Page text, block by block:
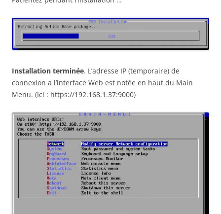
Installation terminée. L’adresse IP (temporaire) de
connexion a l’interface Web est notée en haut du Main
Menu. (Ici : https://192.168.1.37:9000)